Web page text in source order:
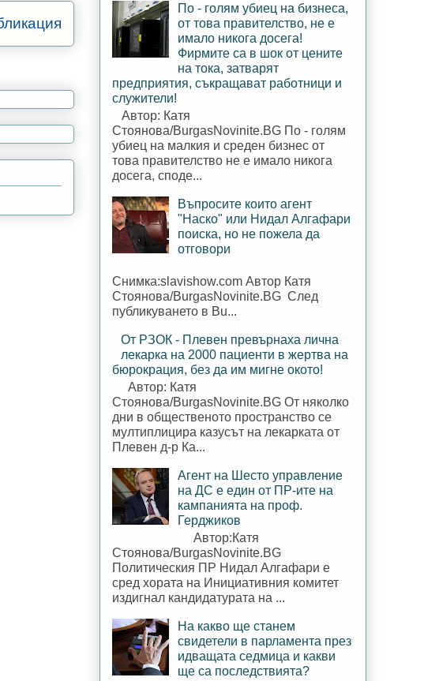
По - голям убиец на бизнеса,
от това правителство, не е
имало никога досега!
Фирмите са в шок от цените
на тока, затварят
предприятия, съкращават работници и
служители!
Автор: Катя
Стоянова/BurgasNovinite.BG По - голям
убиец на малкия и среден бизнес от
това правителство не е имало никога
досега, споде...
Въпросите които агент
"Наско" или Нидал Алгафари
поиска, но не пожела да
отговори
Снимка:slavishow.com Автор Катя
Стоянова/BurgasNovinite.BG След
публикуването в Bu...
От РЗОК - Плевен превърнаха лична
лекарка на 2000 пациенти в жертва на
бюрокрация, без да им мигне окото!
Автор: Катя
Стоянова/BurgasNovinite.BG От няколко
дни в общественото пространство се
мултиплицира казусът на лекарката от
Плевен д-р Ка...
Агент на Шесто управление
на ДС е един от ПР-ите на
кампанията на проф.
Герджиков
Автор:Катя
Стоянова/BurgasNovinite.BG
Политическия ПР Нидал Алгафари е
сред хората на Инициативния комитет
издигнал кандидатурата на ...
На какво ще станем
свидетели в парламента през
идващата седмица и какви
ще са последствията?